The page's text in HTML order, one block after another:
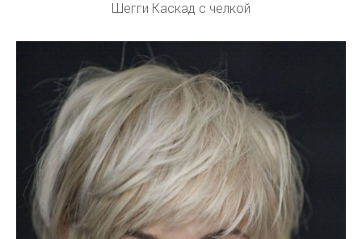
Шегги Каскад с челкой